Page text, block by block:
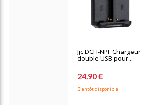
Jjc DCH-NPF Chargeur
double USB pour...
24,90 €
Bientôt disponible